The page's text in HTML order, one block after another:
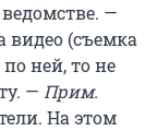
—
видео (съемка
ней, то не
— Прим.
На этом